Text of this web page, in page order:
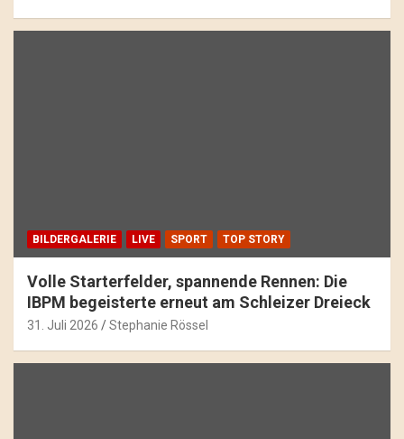
BILDERGALERIE LIVE SPORT TOP STORY
Volle Starterfelder, spannende Rennen: Die
IBPM begeisterte erneut am Schleizer Dreieck
31. Juli 2026 Stephanie Rössel